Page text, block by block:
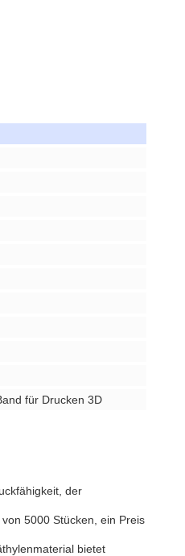
für Drucken 3D
der
5000 Stücken, ein Preis
bietet